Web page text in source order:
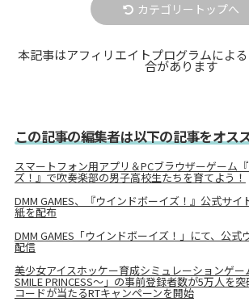
カテゴリートップへ
本記事はアフィリエイトプログラムによ
合があります
この記事の編集者は以下の記事をオス
スマートフォン用アプリ＆PCブラウザーゲーム
ズ！』で吹奏楽部の男子高校生たちを育てよう！
DMM GAMES、『ウインドボーイズ！』公式サイ
紙を配布
DMM GAMES「ウインドボーイズ！」にて、公式
配信
美少女アイスホッケー育成シミュレーションゲ
SMILE PRINCESS～」の事前登録者数が5万人を
コードが当たるRTキャンペーンを開始